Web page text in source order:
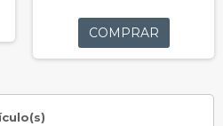
COMPRAR